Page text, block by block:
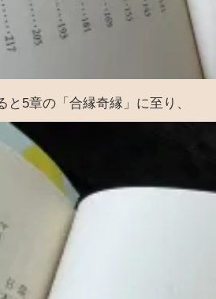
と5章の「合縁奇縁」に至り、